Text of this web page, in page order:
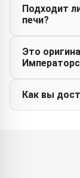
Подходит
печи?
Это
Как вы